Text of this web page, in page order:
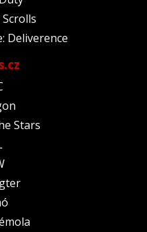
Deliverence
Stars